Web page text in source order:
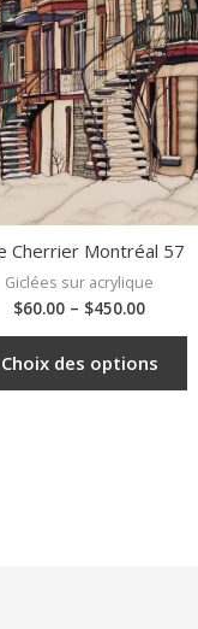
Cherrier Montréal 57
Giclées sur acrylique
$60.00 – $450.00
Choix des options